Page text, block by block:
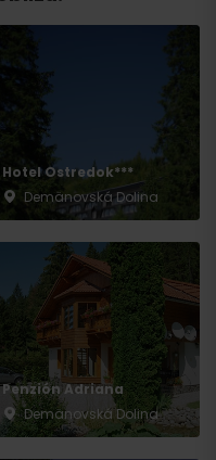
Hotel Ostredok***
Demänovská Dolina
Penzión Adriana
Demänovská Dolina